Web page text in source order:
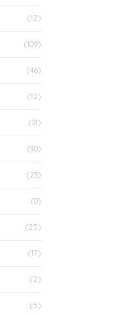
(12)
(109)
(46)
(12)
(31)
(30)
(23)
(0)
(25)
(17)
(2)
(5)